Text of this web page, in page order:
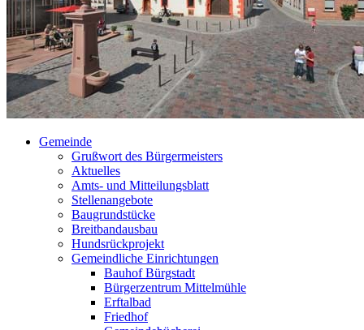
Gemeinde
Grußwort des Bürgermeisters
Aktuelles
Amts- und Mitteilungsblatt
Stellenangebote
Baugrundstücke
Breitbandausbau
Hundsrückprojekt
Gemeindliche Einrichtungen
Bauhof Bürgstadt
Bürgerzentrum Mittelmühle
Erftalbad
Friedhof